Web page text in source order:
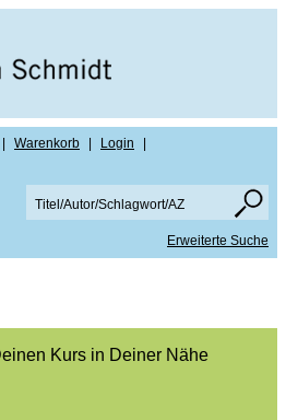
Warenkorb Login
Erweiterte Suche
Kurs in Deiner Nähe